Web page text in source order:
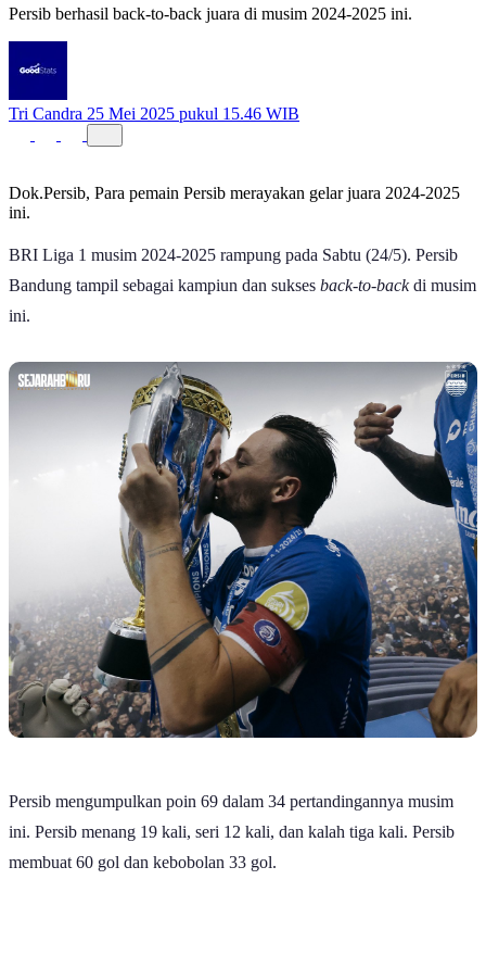
Persib berhasil back-to-back juara di musim 2024-2025 ini.
Tri Candra 25 Mei 2025 pukul 15.46 WIB
Dok.Persib, Para pemain Persib merayakan gelar juara 2024-2025
ini.
BRI Liga 1 musim 2024-2025 rampung pada Sabtu (24/5). Persib
Bandung tampil sebagai kampiun dan sukses back-to-backdi musim
ini.
Persib mengumpulkan poin 69 dalam 34 pertandingannya musim
ini. Persib menang 19 kali, seri 12 kali, dan kalah tiga kali. Persib
membuat 60 gol dan kebobolan 33 gol.